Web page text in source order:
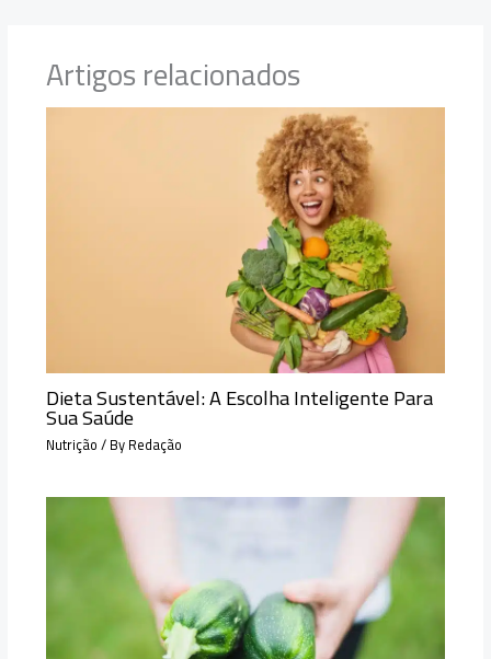
Artigos relacionados
Dieta Sustentável: A Escolha Inteligente Para
Sua Saúde
Nutrição/ ByRedação